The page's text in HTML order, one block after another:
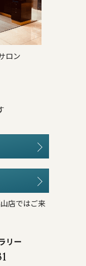
ロン
店ではご来
リー